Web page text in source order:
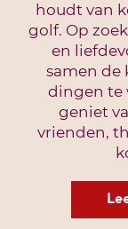
houdt van
golf. Op
en
samen de
dingen te
geniet
vrienden,